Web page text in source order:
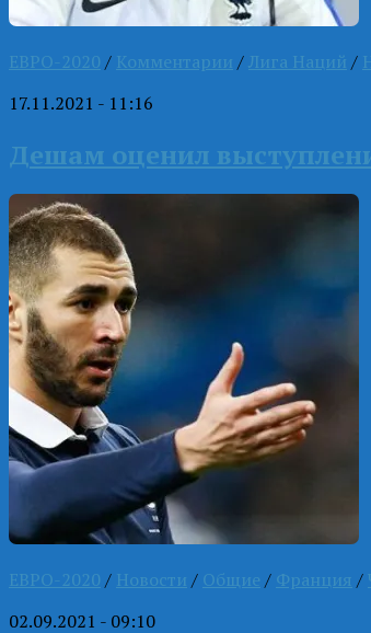
ЕВРО-2020 / Комментарии /Лига Наций /
17.11.2021 - 11:16
Дешам оценил
ЕВРО-2020 / Новости / Общие / Франция /
02.09.2021 - 09:10